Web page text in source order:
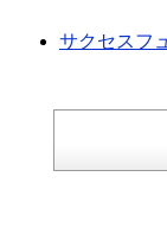
サクセスフ